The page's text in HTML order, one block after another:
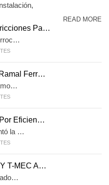
READ MORE
Pa…
Ferr…
Eficien…
la …
T-MEC A…